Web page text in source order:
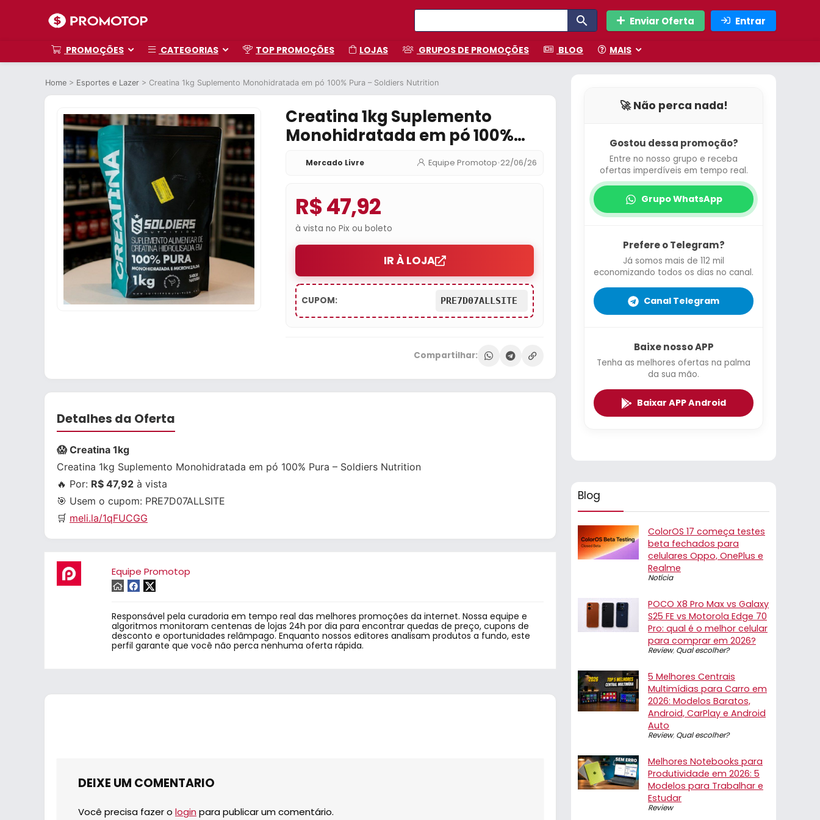
Enviar Oferta Entrar
PROMOÇÕES CATEGORIAS TOP PROMOÇÕES LOJAS GRUPOS DE PROMOÇÕES BLOG MAIS
Home > Esportes e Lazer > Creatina 1kg Suplemento Monohidratada em pó 100% Pura – Soldiers Nutrition
Creatina 1kg Suplemento
Monohidratada em pó 100%
Pura – Soldiers Nutrition
Mercado Livre Equipe Promotop•22/06/26
R$ 47,92
à vista no Pix ou boleto
IR À LOJA
CUPOM: PRE7D07ALLSITE
Compartilhar:
Detalhes da Oferta
😱 Creatina 1kg
Creatina 1kg Suplemento Monohidratada em pó 100% Pura – Soldiers Nutrition
🔥 Por: R$ 47,92 à vista
🎯 Usem o cupom: PRE7D07ALLSITE
🛒 meli.la/1qFUCGG
Equipe Promotop
Responsável pela curadoria em tempo real das melhores promoções da internet. Nossa equipe e
algoritmos monitoram centenas de lojas 24h por dia para encontrar quedas de preço, cupons de
desconto e oportunidades relâmpago. Enquanto nossos editores analisam produtos a fundo, este
perfil garante que você não perca nenhuma oferta rápida.
DEIXE UM COMENTARIO
Você precisa fazer o login para publicar um comentário.
🚀 Não perca nada!
Gostou dessa promoção?
Entre no nosso grupo e receba
ofertas imperdíveis em tempo real.
Grupo WhatsApp
Prefere o Telegram?
Já somos mais de 112 mil
economizando todos os dias no canal.
Canal Telegram
Baixe nosso APP
Tenha as melhores ofertas na palma
da sua mão.
Baixar APP Android
Blog
ColorOS 17 começa testes
beta fechados para
celulares Oppo, OnePlus e
Realme
Notícia
POCO X8 Pro Max vs Galaxy
S25 FE vs Motorola Edge 70
Pro: qual é o melhor celular
para comprar em 2026?
Review, Qual escolher?
5 Melhores Centrais
Multimídias para Carro em
2026: Modelos Baratos,
Android, CarPlay e Android
Auto
Review, Qual escolher?
Melhores Notebooks para
Produtividade em 2026: 5
Modelos para Trabalhar e
Estudar
Review